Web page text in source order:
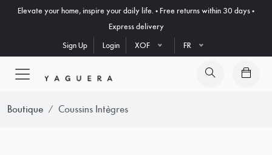
Elevate your home, inspire your daily life. • Free returns within 30 days •
Express delivery
Sign Up
Login XOF FR
Boutique Coussins Intègres